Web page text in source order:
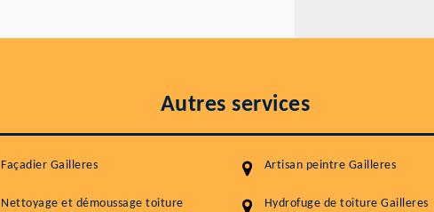
Autres services
Façadier Gailleres Artisan peintre Gailleres
Nettoyage et démoussage toiture
Hydrofuge de toiture Gailleres